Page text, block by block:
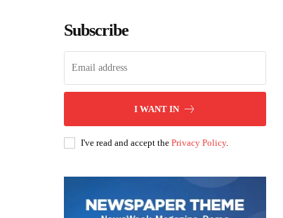
Subscribe
I WANT IN
I've read and accept the Privacy Policy.